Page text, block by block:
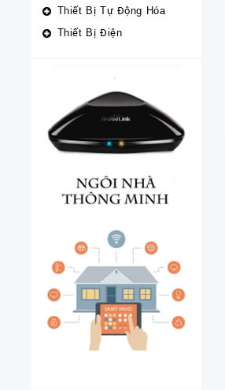
Thiết Bị Tự Động Hóa
Thiết Bị Điện